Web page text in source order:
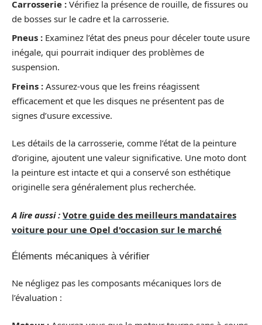
Carrosserie : Vérifiez la présence de rouille, de fissures ou
de bosses sur le cadre et la carrosserie.
Pneus : Examinez l’état des pneus pour déceler toute usure
inégale, qui pourrait indiquer des problèmes de
suspension.
Freins : Assurez-vous que les freins réagissent
efficacement et que les disques ne présentent pas de
signes d’usure excessive.
Les détails de la carrosserie, comme l’état de la peinture
d’origine, ajoutent une valeur significative. Une moto dont
la peinture est intacte et qui a conservé son esthétique
originelle sera généralement plus recherchée.
A lire aussi : Votre guide des meilleurs mandataires
voiture pour une Opel d'occasion sur le marché
Éléments mécaniques à vérifier
Ne négligez pas les composants mécaniques lors de
l’évaluation :